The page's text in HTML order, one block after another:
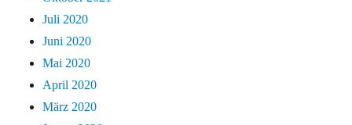
Juli 2020
Juni 2020
Mai 2020
April 2020
März 2020